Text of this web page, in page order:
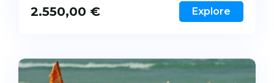
2.550,00 € Explore